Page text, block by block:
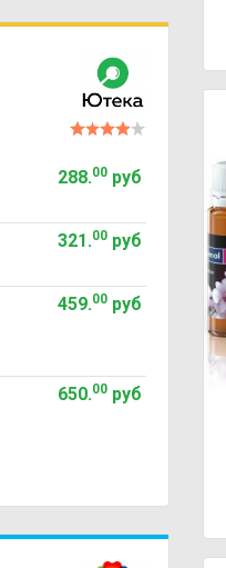
288.00руб
321.00руб
459.00руб
650.00руб